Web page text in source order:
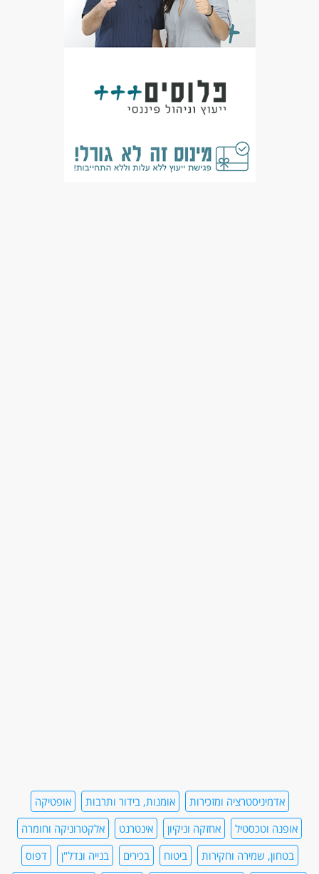
מעל שנתיים ניסיון
עבודה עם נסיעות לחו"ל
שירות צבאי מלא
יוצאי יחידות קרביות
אדמיניסטרציה ומזכירות אומנות, בידור ותרבות
אופטיקה
אופנה וטכסטיל
אחזקה וניקיון אינטרנט
אלקטרוניקה וחומרה
בטחון, שמירה וחקירות
ביטוח בכירים בנייה ונדל"ן
דפוס